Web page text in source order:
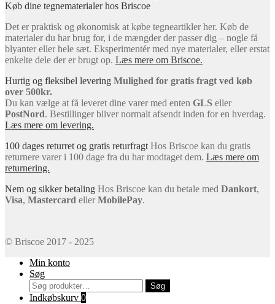
Køb dine tegnematerialer hos Briscoe
Det er praktisk og økonomisk at købe tegneartikler her. Køb de
materialer du har brug for, i de mængder der passer dig – nogle få
blyanter eller hele sæt. Eksperimentér med nye materialer, eller erstat
enkelte dele der er brugt op. Læs mere om Briscoe.
Hurtig og fleksibel levering Mulighed for gratis fragt ved køb
over 500kr.
Du kan vælge at få leveret dine varer med enten GLS eller
PostNord. Bestillinger bliver normalt afsendt inden for en hverdag.
Læs mere om levering.
100 dages returret og gratis returfragt Hos Briscoe kan du gratis
returnere varer i 100 dage fra du har modtaget dem. Læs mere om
returnering.
Nem og sikker betaling Hos Briscoe kan du betale med Dankort,
Visa, Mastercard ellerMobilePay.
© Briscoe 2017 - 2025
Min konto
Søg
Søg
efter:
Søg
Indkøbskurv 0